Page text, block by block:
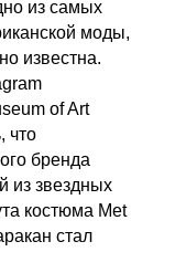
из самых
моды,
известна.
of Art
что
бренда
из звездных
костюма Met
стал